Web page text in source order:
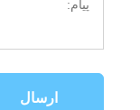
ارسال